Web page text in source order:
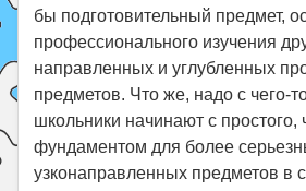
бы подготовительный предмет,
профессионального изучения
направленных и углубленных
предметов. Что же, надо с чего-
школьники начинают с простого,
фундаментом для более
узконаправленных предметов в